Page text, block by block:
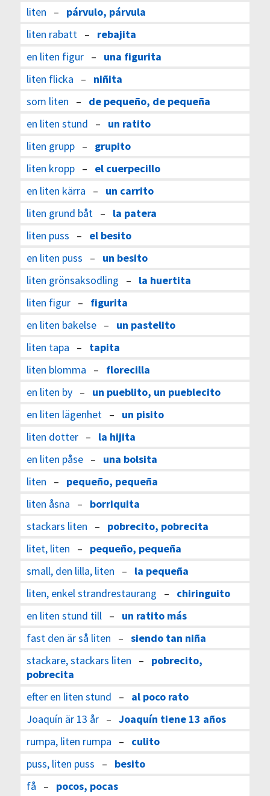
liten – párvulo, párvula
liten rabatt– rebajita
en liten figur– una figurita
liten flicka – niñita
som liten – de pequeño, de pequeña
en liten stund – un ratito
liten grupp– grupito
liten kropp– el cuerpecillo
en liten kärra – un carrito
liten grund båt– la patera
liten puss – el besito
en liten puss – un besito
liten grönsaksodling – la huertita
liten figur– figurita
en liten bakelse– un pastelito
liten tapa – tapita
liten blomma – florecilla
en liten by– un pueblito, un pueblecito
en liten lägenhet– un pisito
liten dotter– la hijita
en liten påse– una bolsita
liten – pequeño, pequeña
liten åsna – borriquita
stackars liten – pobrecito, pobrecita
litet, liten – pequeño, pequeña
small, den lilla, liten – la pequeña
liten, enkel strandrestaurang – chiringuito
en liten stund till– un ratito más
fast den är så liten – siendo tan niña
stackare, stackars liten – pobrecito,
pobrecita
efter en liten stund – al poco rato
Joaquín är 13 år– Joaquín tiene 13 años
rumpa, liten rumpa – culito
puss, liten puss – besito
få – pocos, pocas